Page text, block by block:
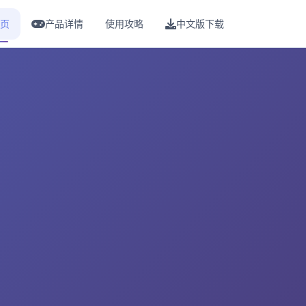
产品详情 使用攻略 中文版下载